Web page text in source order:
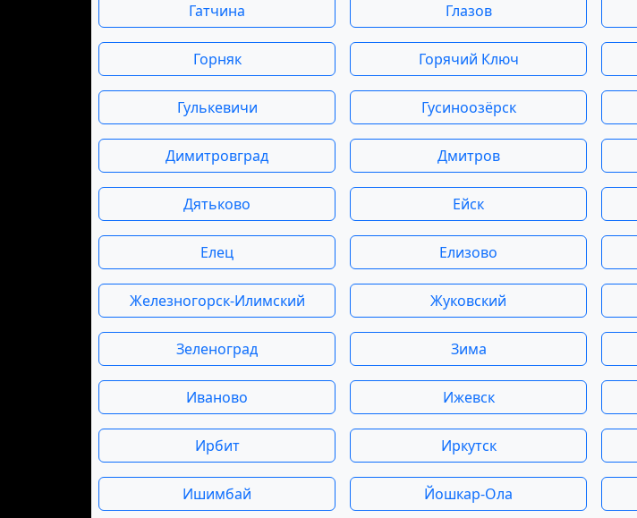
Гатчина Глазов
Горняк Горячий Ключ
Гулькевичи Гусиноозёрск
Димитровград Дмитров
Дятьково Ейск
Елец Елизово
Железногорск-Илимский Жуковский
Зеленоград Зима
Иваново Ижевск
Ирбит Иркутск
Ишимбай Йошкар-Ола